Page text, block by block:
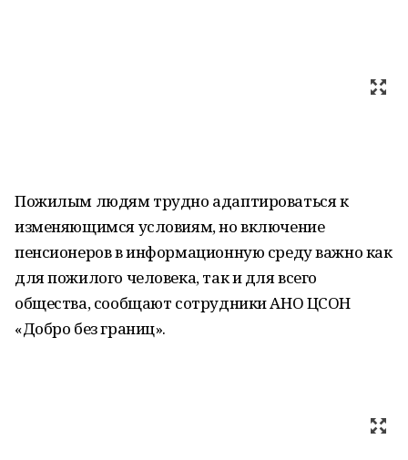
Пожилым людям трудно адаптироваться к
изменяющимся условиям, но включение
пенсионеров в информационную среду важно как
для пожилого человека, так и для всего
общества, сообщают сотрудники АНО ЦСОН
«Добро без границ».